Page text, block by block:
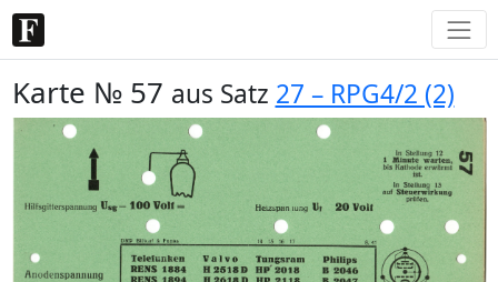
Karte № 57 aus Satz 27 – RPG4/2 (2)